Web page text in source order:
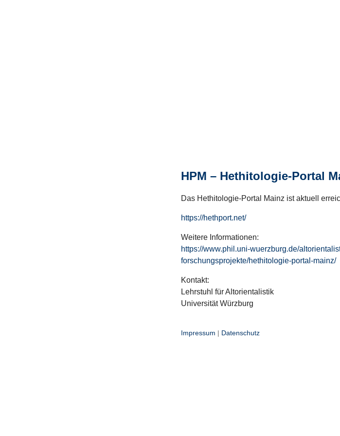
HPM – Hethitologie-Portal
Das Hethitologie-Portal Mainz ist aktuell
https://hethport.net/
Weitere Informationen:
https://www.phil.uni-wuerzburg.de/
forschungsprojekte/hethitologie-portal-mainz/
Kontakt:
Lehrstuhl für Altorientalistik
Universität Würzburg
Impressum | Datenschutz